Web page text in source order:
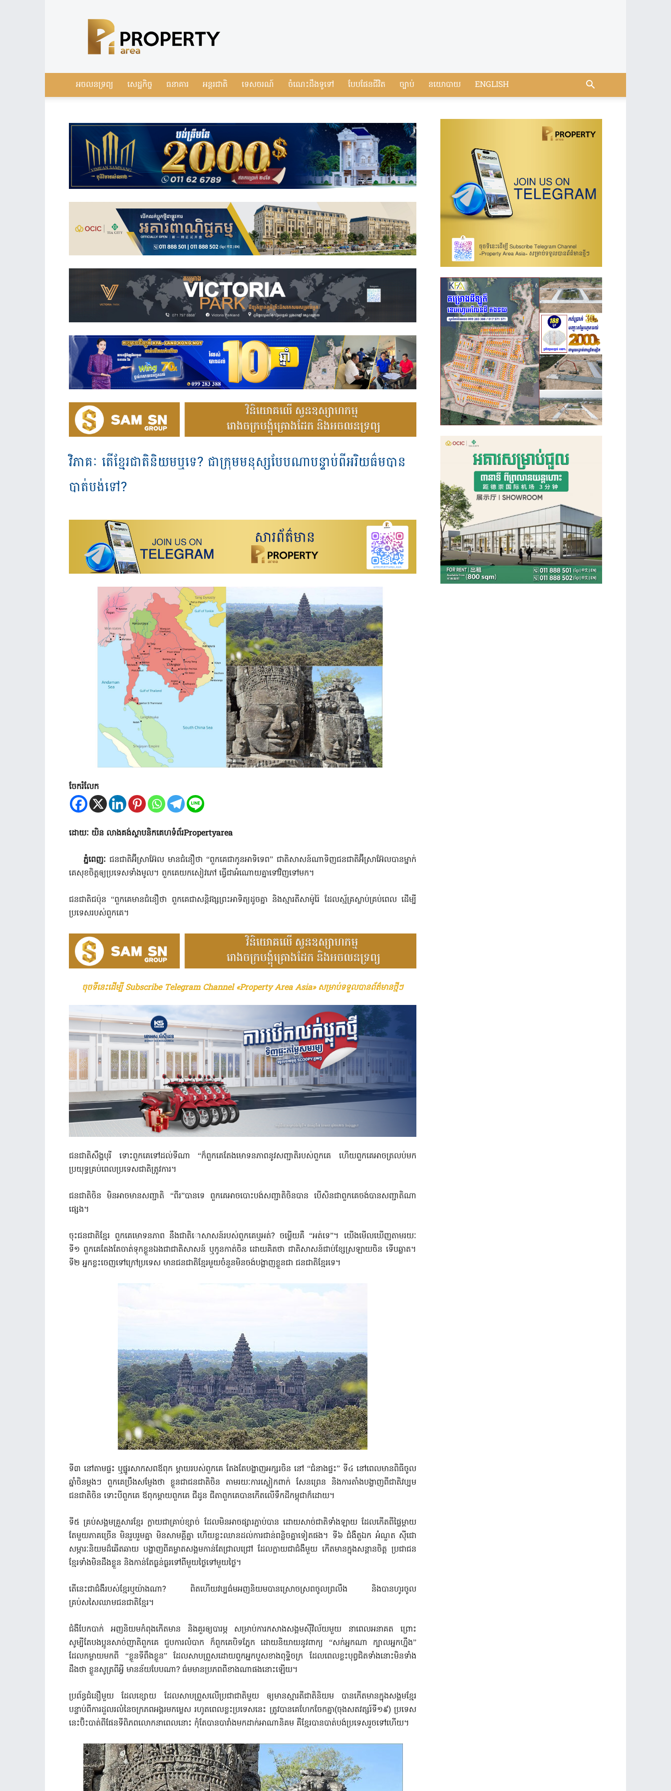
Real
Estate
Cambodia
អចលនទ្រព្យ សេដ្ឋកិច្ច ធនាគារ អន្តរជាតិ ទេសចរណ៍ ចំណេះដឹងទូទៅ បែបផែនជីវិត ច្បាប់ នយោបាយ ENGLISH
វិភាគៈ តើខ្មែរជាតិនិយមឬទេ? ជាក្រុមមនុស្សបែបណាបន្ទាប់ពីអរិយធ៌មបាន
បាត់បង់ទៅ?
ចែករំលែក
ដោយៈ យិន លាងគង់ស្ថាបនិកគេហទំព័រPropertyarea
ភ្នំពេញៈ ជនជាតិអ៊ីស្រាអ៊ែល មានជំនឿថា “ពួកគេជាកូនអាទិទេព” ជាតិសាសន៍ណាទិញជនជាតិអ៊ីស្រាអ៊ែលបានម្នាក់
គេសុខចិត្តឲ្យប្រទេសទាំងមូល។ ពួកគេយកសៀវភៅ ធ្វើជាអំណោយគ្នាទៅវិញទៅមក។
ជនជាតិជប៉ុន “ពួកគេមានជំនឿថា ពួកគេជាសន្តិវង្សព្រះអាទិត្យដូចគ្នា និងស្មារតីសាម៉ូរ៉ៃ ដែលស្ម័គ្រស្លាប់គ្រប់ពេល ដើម្បី
ប្រទេសរបស់ពួកគេ។
ចុចទីនេះដើម្បី Subscribe Telegram Channel «Property Area Asia» សម្រាប់ទទួលបានព័ត៌មានថ្មីៗ
ជនជាតិសឹង្ហបុរី ទោះពួកគេទៅដល់ទីណា “ក៏ពួកគេតែងមោទនភាពនូវសញ្ជាតិរបស់ពួកគេ ហើយពួកគេអាចត្រលប់មក
ប្រយុទ្ធគ្រប់ពេលប្រទេសជាតិត្រូវការ។
ជនជាតិចិន មិនអាចមានសញ្ជាតិ “ពីរ”បានទេ ពួកគេអាចបោះបង់សញ្ជាតិចិនបាន បើសិនជាពួកគេចង់បានសញ្ជាតិណា
ផ្សេង។
ចុះជនជាតិខ្មែរ ពួកគេមោទនភាព នឹងជាតិោសាសន៍របស់ពួកគេឬអត់? ចម្លើយគឺ “អត់ទេ”។ យើងមើលឃើញតាមរយៈ
ទី១ ពួកគេតែងតែចាត់ទុកខ្លួនឯងជាជាតិសាសន៍ ឬកូនកាត់ចិន ដោយគិតថា ជាតិ​សាសន៍ជាប់ខ្សែស្រឡាយចិន ទើបឆ្លាត។
ទី២ អ្នកខ្លះចេញទៅក្រៅប្រទេស មានជនជាតិខ្មែរមួយចំនួនមិនចង់បង្ហាញខ្លួនជា ជនជាតិខ្មែរទេ។
ទី៣ នៅតាមផ្ទះ ឬផ្នូរសាកសពឪពុក ម្តាយរបស់ពួកគេ តែងតែបង្ហាញអក្សរចិន នៅ “ជំនាងផ្ទះ” ទី៤ នៅពេលមានពិធីចូល
ឆ្នាំចិនម្តងៗ ពួកគេប្រឹងសម្ញែងថា ខ្លួនជាជនជាតិចិន តាមរយៈការស្លៀកពាក់ សែនព្រេន និងការតាំងបង្ហាញពីជាតិវប្បម
ជនជាតិចិន ទោះបីពួកគេ ឪពុកម្តាយពួកគេ ជីដូន ជីតាពួកគេបានកើតលើទឹកដីកម្ពុជាក៏ដោយ។
ទី៥ គ្រប់សង្គមគ្រួសារខ្មែរ ក្លាយជាគ្រាប់ខ្សាច់ ដែលមិនអាចផ្សារភ្ជាប់បាន ដោយសាច់ជាតិទាំងឡាយ ដែលកើតពីផ្ទៃម្តាយ
តែមួយភាគច្រើន មិនរួបរួមគ្នា មិនសាមគ្គីគ្នា ហើយខ្លះឈានដល់ការជាន់ពន្លិចគ្នាទៀតផង។ ទី៦ ជំងឺតួឯក អំណួត ស៊ីជោ
សម្ភារៈនិយមដ៏ឆើតឆាយ បង្ហាញពីគម្លាតសង្គមកាន់តែជ្រាលជ្រៅ ដែលក្លាយជាជំងឺមួយ កើតមានក្នុងសន្តានចិត្ត ប្រជាជន
ខ្មែរទាំងមិនដឹងខ្លួន និងកាន់តែធ្ងន់ធ្ងរទៅពីមួយថ្ងៃទៅមួយថ្ងៃ។
តើនេះជាជំងឺរបស់ខ្មែរឬយ៉ាងណា? ពិតហើយវប្បធ៌មអញនិយម​បានស្រោចស្រពចូលព្រលឹង និងបានហូរចូល
គ្រប់សសៃឈាមជនជាតិខ្មែរ។
ជំងឺបែកបាក់ អញនិយមកំពុងកើតមាន និងគួរឲ្យបារម្ភ សម្រាប់ការកសាងសង្គមស៊ីវិល័យមួយ នាពេលអនាគត ព្រោះ
សូម្បីតែបងប្អូនសាច់ញាតិពួកគេ ជួបការលំបាក ក៏ពួកគេបិទភ្នែក ដោយនិយាយនូវពាក្យ “សក់អ្នកណា ក្បាលអ្នកហ្នឹង”
ដែលកម្លាយមកពី “ខ្លួនទីពឹងខ្លួន” ដែលសាបព្រួសដោយពួកអ្នកបួសខាងពុទ្ឋិចក្រ ដែលពេលខ្លះបុព្វជិតទាំងនោះមិនទាំង
ដឹងថា ខ្លួនសូត្រពីអ្វី មានន័យបែបណា? ធ៌មមានប្រភពពីខាងណាផងនោះឡើយ។
ប្រព័ន្ធជំនឿមួយ ដែលខ្សោយ ដែលសាបព្រួសលើប្រជាជាតិមួយ ឲ្យមានស្មារតីជាតិនិយម បានកើតមានក្នុងសង្គមខ្មែរ
បន្ទាប់ពីការដួលរលំនៃចក្រភពអង្គរមកម្លេស រហូតពេលខ្លះប្រទេសនេះ ត្រូវបានគេហែកចែកគ្នា(ចុងសតវត្សរ៍ទី១៩) ប្រទេស
នេះប៊ិះបាត់ពីផែនទីពិភពលោកនាពេលនោះ កុំតែបានបារាំងមកដាក់អាណានិគម គឺខ្មែរបានបាត់បង់ប្រទេសរួចទៅហើយ។